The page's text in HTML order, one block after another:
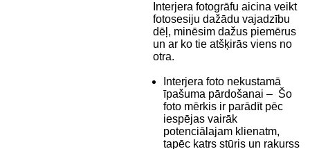
Interjera fotogrāfu aicina veikt
fotosesiju dažādu vajadzību
dēļ, minēsim dažus piemērus
un ar ko tie atšķirās viens no
otra.
Interjera foto nekustamā
īpašuma pārdošanai – Šo
foto mērkis ir parādīt pēc
iespējas vairāk
potenciālajam klienatm,
tapēc katrs stūris un rakurss